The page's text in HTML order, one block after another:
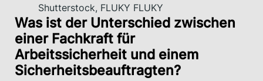
Shutterstock, FLUKY FLUKY
Was ist der Unterschied zwischen
einer Fachkraft für
Arbeitssicherheit und einem
Sicherheitsbeauftragten?